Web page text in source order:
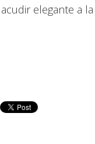
acudir elegante a